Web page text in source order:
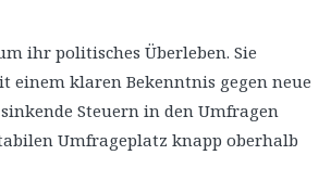
ihr politisches Überleben. Sie
einem klaren Bekenntnis gegen neue
Steuern in den Umfragen
Umfrageplatz knapp oberhalb